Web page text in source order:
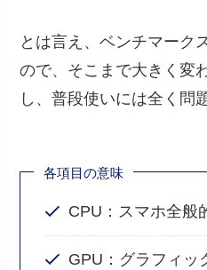
とは言え、ベンチマーク
ので、そこまで大きく変
し、普段使いには全く問
各項目の意味
CPU：スマホ全般
GPU：グラフィッ